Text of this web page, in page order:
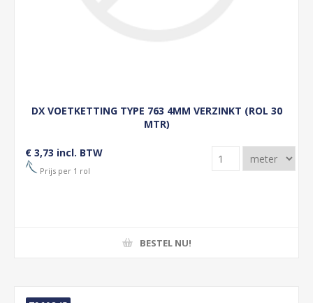
DX VOETKETTING TYPE 763 4MM VERZINKT (ROL 30
MTR)
€ 3,73 incl. BTW
Prijs per 1 rol
BESTEL NU!